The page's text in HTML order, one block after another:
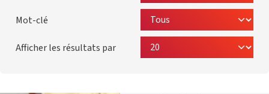
Mot-clé
Afficher les résultats par